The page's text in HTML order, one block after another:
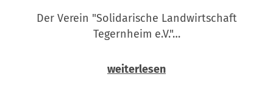
Der Verein "Solidarische Landwirtschaft
Tegernheim e.V."…
weiterlesen